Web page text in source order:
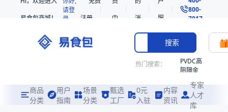
易食包商城！
请登
录
注册
中
消
息
服
务
800-
7017
搜索
热门搜索：
PVDC高
阻隔金
共挤热
收缩袋
商品
分类
用户
指南
场景
分类
甄选
工厂
0元
入驻
内容
资讯
专家
人才
库